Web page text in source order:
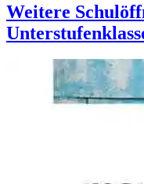
Weitere